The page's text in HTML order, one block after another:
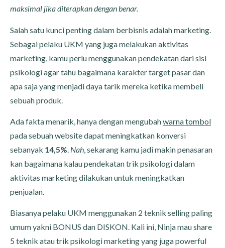
maksimal jika diterapkan dengan benar.
Salah satu kunci penting dalam berbisnis adalah marketing.
Sebagai pelaku UKM yang juga melakukan aktivitas
marketing, kamu perlu menggunakan pendekatan dari sisi
psikologi agar tahu bagaimana karakter target pasar dan
apa saja yang menjadi daya tarik mereka ketika membeli
sebuah produk.
Ada fakta menarik, hanya dengan mengubahwarna tombol
pada sebuah website dapat meningkatkan konversi
sebanyak 14,5%. Nah, sekarang kamu jadi makin penasaran
kan bagaimana kalau pendekatan trik psikologi dalam
aktivitas marketing dilakukan untuk meningkatkan
penjualan.
Biasanya pelaku UKM menggunakan 2 teknik selling paling
umum yakni BONUS dan DISKON. Kali ini, Ninja mau share
5 teknik atau trik psikologi marketing yang juga powerful